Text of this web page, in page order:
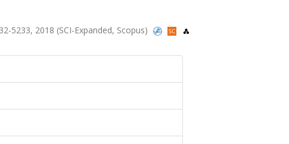
5233, 2018 (SCI-Expanded, Scopus)